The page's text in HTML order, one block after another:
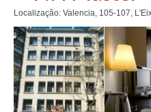
Localização: Valencia, 105-107,